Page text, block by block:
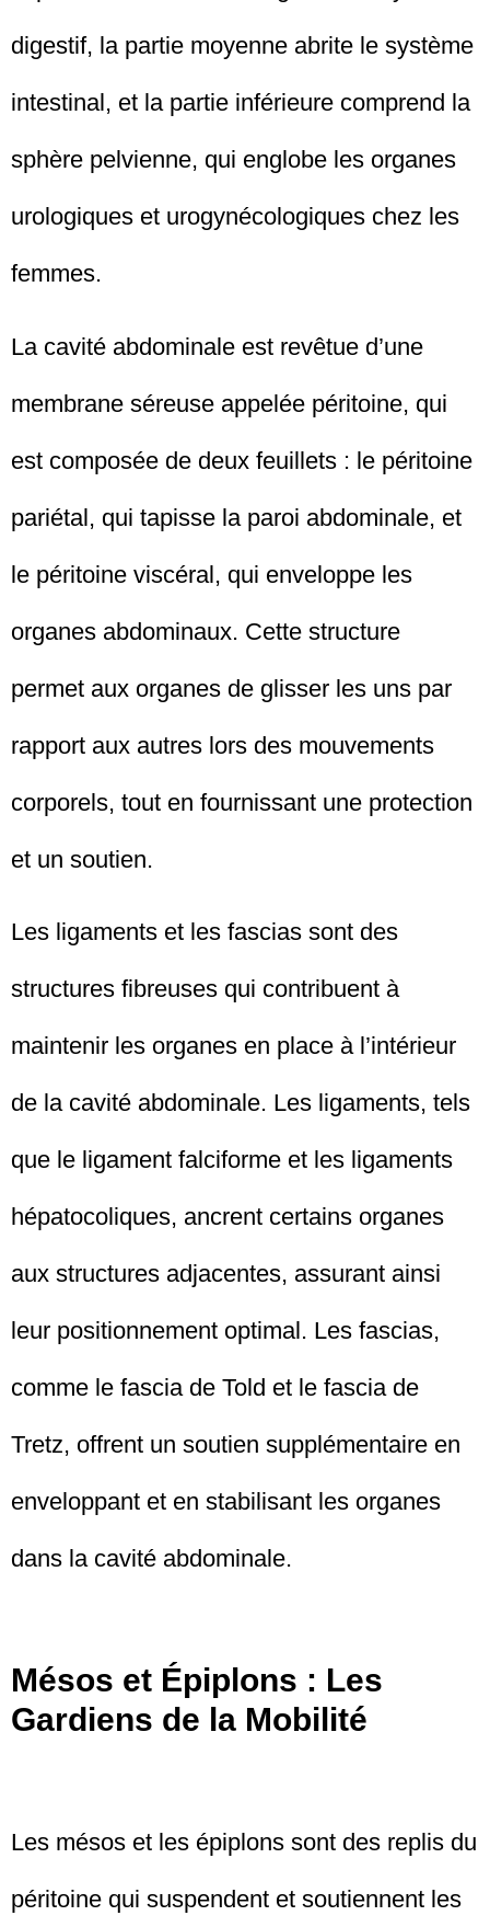
digestif, la partie moyenne abrite le système
intestinal, et la partie inférieure comprend la
sphère pelvienne, qui englobe les organes
urologiques et urogynécologiques chez les
femmes.
La cavité abdominale est revêtue d’une
membrane séreuse appelée péritoine, qui
est composée de deux feuillets : le péritoine
pariétal, qui tapisse la paroi abdominale, et
le péritoine viscéral, qui enveloppe les
organes abdominaux. Cette structure
permet aux organes de glisser les uns par
rapport aux autres lors des mouvements
corporels, tout en fournissant une protection
et un soutien.
Les ligaments et les fascias sont des
structures fibreuses qui contribuent à
maintenir les organes en place à l’intérieur
de la cavité abdominale. Les ligaments, tels
que le ligament falciforme et les ligaments
hépatocoliques, ancrent certains organes
aux structures adjacentes, assurant ainsi
leur positionnement optimal. Les fascias,
comme le fascia de Told et le fascia de
Tretz, offrent un soutien supplémentaire en
enveloppant et en stabilisant les organes
dans la cavité abdominale.
Mésos et Épiplons : Les
Gardiens de la Mobilité
Les mésos et les épiplons sont des replis du
péritoine qui suspendent et soutiennent les